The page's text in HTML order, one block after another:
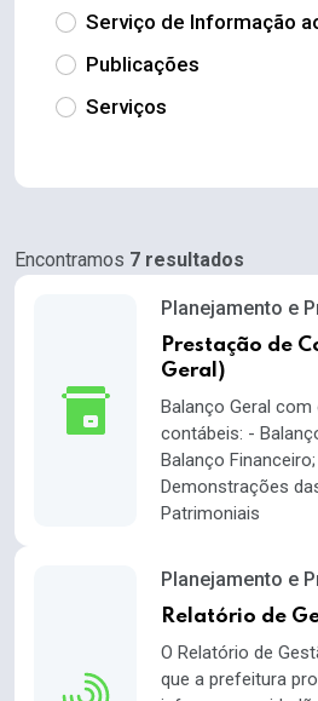
Serviço de Informação
Publicações
Serviços
Encontramos 7 resultados
Planejamento e
Prestação de
Geral)
Balanço Geral
contábeis: -
Balanço
Demonstrações
Patrimoniais
Planejamento e
Relatório de
O Relatório de
que a prefeitura